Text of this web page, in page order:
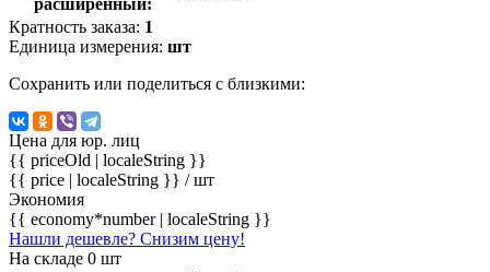
Кратность заказа: 1
Единица измерения: шт
Сохранить или поделиться с близкими:
Цена для юр. лиц
{{ priceOld | localeString }}
{{ price | localeString }} / шт
Экономия
{{ economy*number | localeString }}
Нашли дешевле? Снизим цену!
На складе 0 шт